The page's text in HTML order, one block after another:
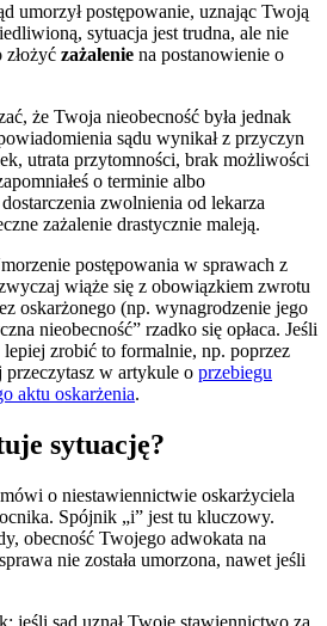
umorzył postępowanie, uznając Twoją
sytuacja jest trudna, ale nie
zażalenie na postanowienie o
że Twoja nieobecność była jednak
sądu wynikał z przyczyn
utrata przytomności, brak możliwości
o terminie albo
zwolnienia od lekarza
zażalenie drastycznie maleją.
postępowania w sprawach z
wiąże się z obowiązkiem zwrotu
oskarżonego (np. wynagrodzenie jego
nieobecność” rzadko się opłaca. Jeśli
lepiej zrobić to formalnie, np. poprzez
w artykule o przebiegu
aktu oskarżenia.
sytuację?
o niestawiennictwie oskarżyciela
Spójnik „i” jest tu kluczowy.
obecność Twojego adwokata na
nie została umorzona, nawet jeśli
jeśli sąd uznał Twoje stawiennictwo za